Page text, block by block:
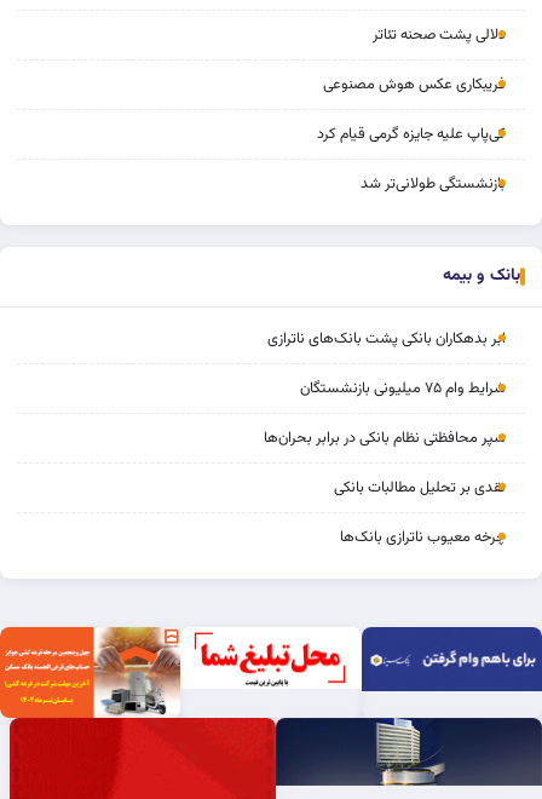
دلالی پشت صحنه تئاتر
فریبکاری عکس هوش مصنوعی
کی‌پاپ علیه جایزه گرمی قیام کرد
بازنشستگی طولانی‌تر شد
بانک و بیمه
ابر بدهکاران بانکی پشت بانک‌های ناترازی
شرایط وام ۷۵ میلیونی بازنشستگان
سپر محافظتی نظام بانکی در برابر بحران‌ها
نقدی بر تحلیل مطالبات بانکی
چرخه‌ معیوب ناترازی بانک‌ها